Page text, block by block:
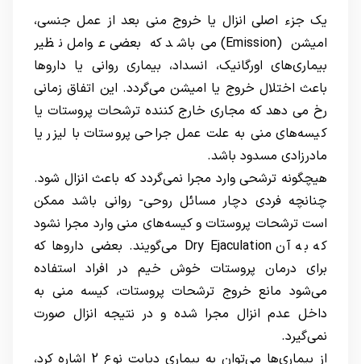
یک جزء اصلی انزال یا خروج منی بعد از عمل جنسی،
امیشن (Emission) می‌باشد که بعضی عوامل نظیر
بیماری‌های اورگانیک، انسداد، بیماری روانی یا داروها
باعث اختلال خروج یا امیشن می‌گردد. این اتفاق زمانی
رخ می دهد که مجاری خارج کننده ترشحات پروستات یا
کیسه‌های منی به علت عمل جراحی پروستات با لیزر یا
مادرزادی مسدود باشد.
هیچگونه ترشحی وارد مجرا نمی‌گردد که باعث انزال شود.
چنانچه فردی دچار مسائل روحی- روانی باشد ممکن
است ترشحات پروستات و کیسه‌های منی وارد مجرا نشود
که به آن Dry Ejaculation می‌گویند. بعضی داروها که
برای درمان پروستات خوش خیم در افراد استفاده
می‌شود مانع خروج ترشحات پروستات، کیسه منی به
داخل عدم انزال مجرا شده و در نتیجه انزال صورت
نمی‌گیرد.
از بیماری‌ها می‌توان به بیماری دیابت نوع 2 اشاره کرد،